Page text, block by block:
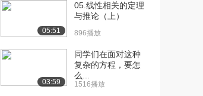
[13] 1.2.2 古典概型（排列
15:23
[14] 1.2.2 古典概型（排列
15:22
05:51
05.线性相关的定理
与推论（上）
896播放
03:59
同学们在面对这种
复杂的方程，要怎
么...
1516播放